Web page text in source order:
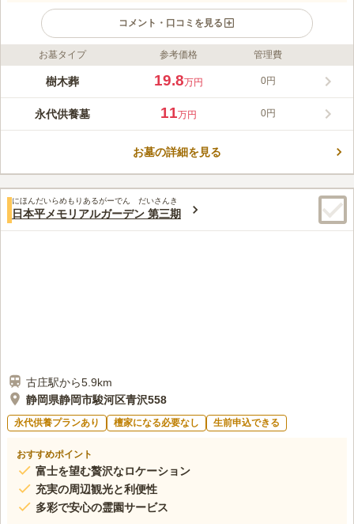
コメント・口コミを見る
ライフドット編集部のコメント
徳川家康が駿府国第一の祈願所と定めた、由緒ある寺院です。山
おり、本堂には「東照大権現」（徳川家康）の位牌が安置されて
います。永代供養墓はさまざまなタイプがあり、利用年数や使用
には青々とした谷津山がそびえ立っています。四季折々の表情が
この霊園はまだ誰からも評価されていません。
お墓タイプ 参考価格 管理費
樹木葬 19.8万円 0円
永代供養墓 11万円 0円
お墓の詳細を見る
にほんだいらめもりあるがーでん だいさんき
日本平メモリアルガーデン 第三期
古庄駅から5.9km
静岡県静岡市駿河区青沢558
永代供養プランあり 檀家になる必要なし 生前申込できる
おすすめポイント
富士を望む贅沢なロケーション
充実の周辺観光と利便性
多彩で安心の霊園サービス